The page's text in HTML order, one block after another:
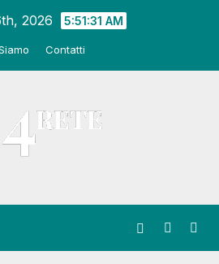
2026 5:51:32 AM
Contatti